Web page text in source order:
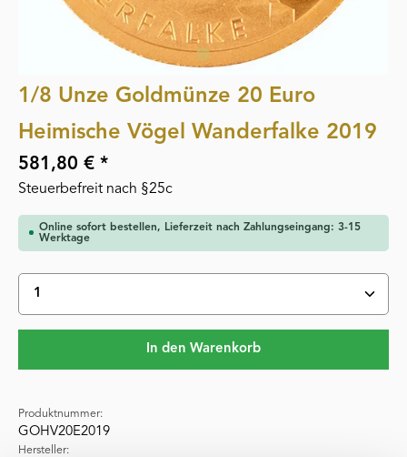
1/8 Unze Goldmünze 20 Euro
Heimische Vögel Wanderfalke 2019
581,80 € *
Steuerbefreit nach §25c
Online sofort bestellen, Lieferzeit nach Zahlungseingang: 3-15
Werktage
Produkt Anzahl: Gib den gewünschten Wert ein
In den Warenkorb
Produktnummer:
GOHV20E2019
Hersteller: